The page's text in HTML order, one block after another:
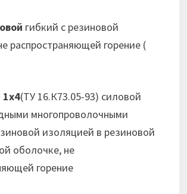
гибкий с резиновой
распространяющей горение (
(ТУ 16.К73.05-93) силовой
многопроволочными
изоляцией в резиновой
оболочке, не
горение